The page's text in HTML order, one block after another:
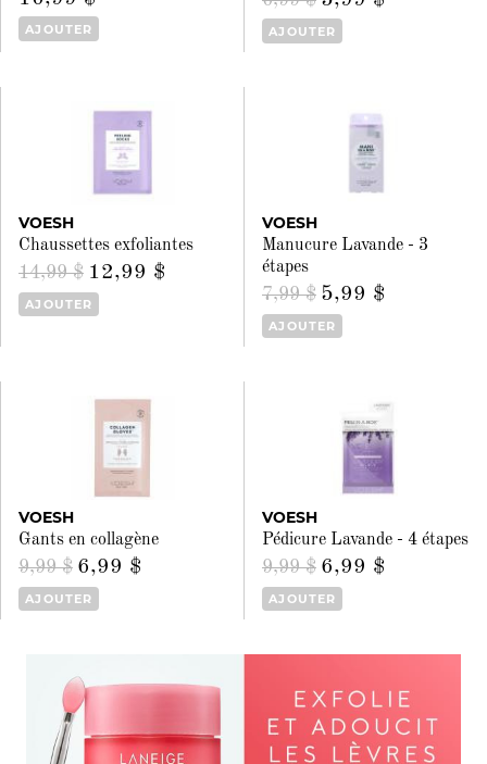
AJOUTER AJOUTER
VOESH
Chaussettes exfoliantes
14,99 $ 12,99 $
AJOUTER
VOESH
Manucure Lavande - 3
étapes
7,99 $ 5,99 $
AJOUTER
VOESH
Gants en collagène
9,99 $ 6,99 $
AJOUTER
VOESH
Pédicure Lavande - 4 étapes
9,99 $ 6,99 $
AJOUTER